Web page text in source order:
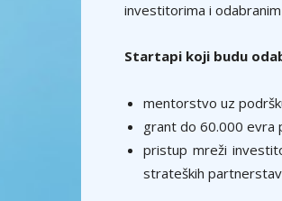
investitorima i
Startapi koji budu
mentorstvo uz
grant do 60.000 evra
pristup mreži
strateških